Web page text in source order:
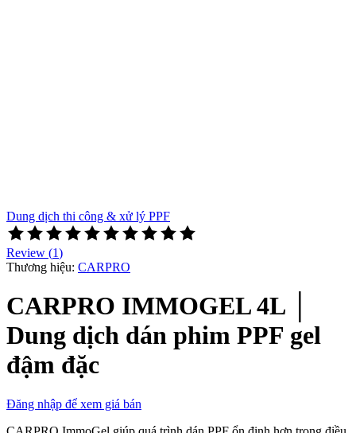
Dung dịch thi công & xử lý PPF
based
on
1
customer
Review (1)
Thương hiệu: CARPRO
CARPRO IMMOGEL 4L │
Dung dịch dán phim PPF gel
đậm đặc
Đăng nhập để xem giá bán